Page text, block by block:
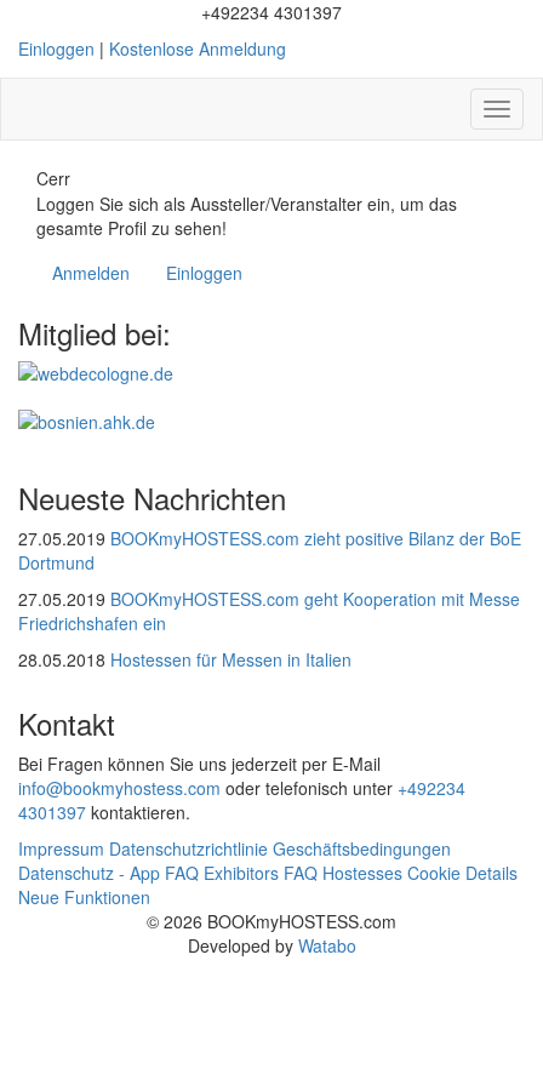
+492234 4301397
Einloggen | Kostenlose Anmeldung
Cerr
Loggen Sie sich als Aussteller/Veranstalter ein, um das
gesamte Profil zu sehen!
Anmelden
Einloggen
Mitglied bei:
Neueste Nachrichten
27.05.2019 BOOKmyHOSTESS.com zieht positive Bilanz der BoE
Dortmund
27.05.2019 BOOKmyHOSTESS.com geht Kooperation mit Messe
Friedrichshafen ein
28.05.2018 Hostessen für Messen in Italien
Kontakt
Bei Fragen können Sie uns jederzeit per E-Mail
info@bookmyhostess.com oder telefonisch unter +492234
4301397 kontaktieren.
Impressum Datenschutzrichtlinie Geschäftsbedingungen
Datenschutz - App FAQ Exhibitors FAQ Hostesses Cookie Details
Neue Funktionen
© 2026 BOOKmyHOSTESS.com
Developed by Watabo